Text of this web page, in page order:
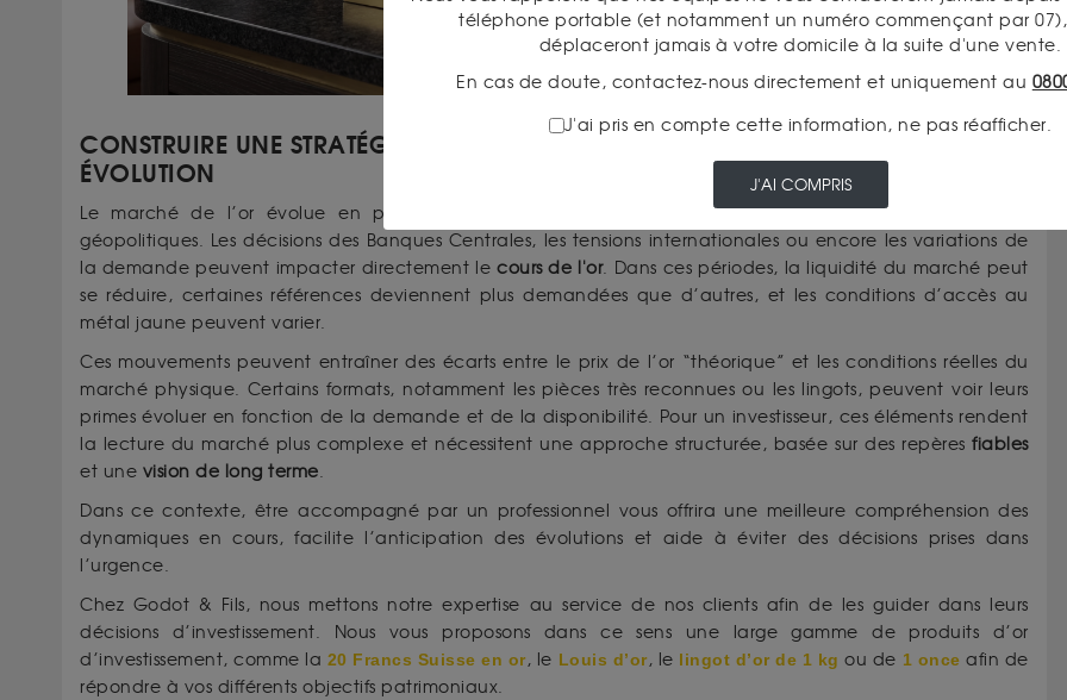
CONSTRUIRE UNE STRATÉGIE FACE À UN COURS DE L’OR EN CONSTANTE
ÉVOLUTION
Le marché de l’or évolue en permanence, influencé par des facteurs économiques, monétaires et
géopolitiques. Les décisions des Banques Centrales, les tensions internationales ou encore les variations de
la demande peuvent impacter directement le cours de l'or. Dans ces périodes, la liquidité du marché peut
se réduire, certaines références deviennent plus demandées que d’autres, et les conditions d’accès au
métal jaune peuvent varier.
Ces mouvements peuvent entraîner des écarts entre le prix de l’or “théorique” et les conditions réelles du
marché physique. Certains formats, notamment les pièces très reconnues ou les lingots, peuvent voir leurs
primes évoluer en fonction de la demande et de la disponibilité. Pour un investisseur, ces éléments rendent
la lecture du marché plus complexe et nécessitent une approche structurée, basée sur des repèresfiables
et une vision de long terme.
Dans ce contexte, être accompagné par un professionnel vous offrira une meilleure compréhension des
dynamiques en cours, facilite l’anticipation des évolutions et aide à éviter des décisions prises dans
l’urgence.
Chez Godot & Fils, nous mettons notre expertise au service de nos clients afin de les guider dans leurs
décisions d’investissement. Nous vous proposons dans ce sens une large gamme de produits d’or
d’investissement, comme la 20 Francs Suisse en or, le Louis d’or, le lingot d’or de 1 kg ou de 1 once afin de
répondre à vos différents objectifs patrimoniaux.
téléphone portable (et notamment un numéro commençant par
déplaceront jamais à votre domicile à la suite d'une vente.
En cas de doute, contactez-nous directement et uniquement au
J'ai pris en compte cette information, ne pas réafficher.
J'AI COMPRIS